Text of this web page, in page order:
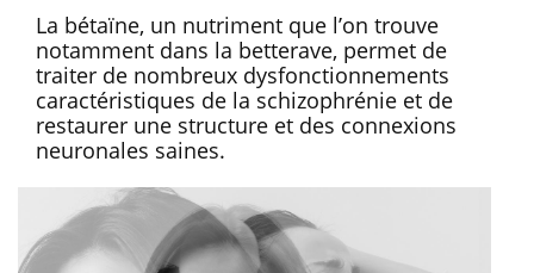
La bétaïne, un nutriment que l’on trouve
notamment dans la betterave, permet de
traiter de nombreux dysfonctionnements
caractéristiques de la schizophrénie et de
restaurer une structure et des connexions
neuronales saines.